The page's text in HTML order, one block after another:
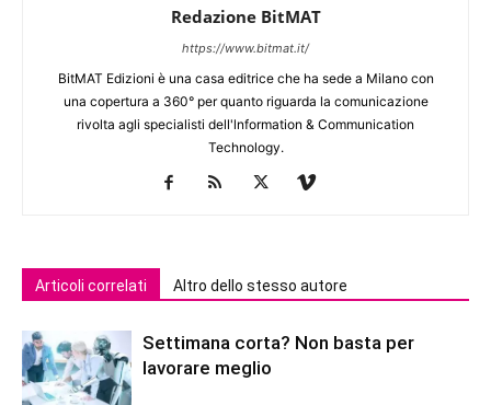
Redazione BitMAT
https://www.bitmat.it/
BitMAT Edizioni è una casa editrice che ha sede a Milano con
una copertura a 360° per quanto riguarda la comunicazione
rivolta agli specialisti dell'lnformation & Communication
Technology.
Articoli correlati Altro dello stesso autore
Settimana corta? Non basta per
lavorare meglio